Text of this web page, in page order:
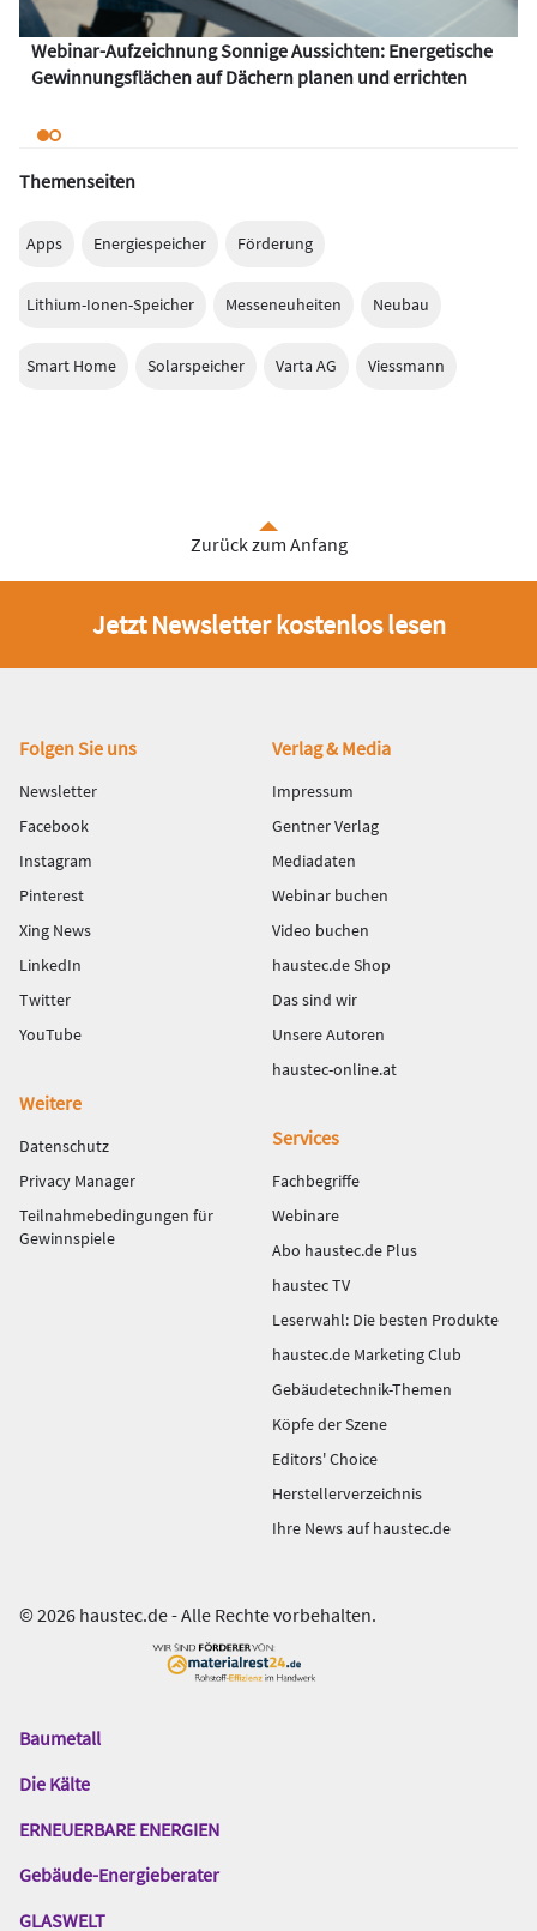
Webinar-Aufzeichnung Sonnige Aussichten: Energetische
Gewinnungsflächen auf Dächern planen und errichten
Themenseiten
Apps Energiespeicher Förderung
Lithium-Ionen-Speicher Messeneuheiten Neubau
Smart Home Solarspeicher Varta AG Viessmann
Zurück zum Anfang
Jetzt Newsletter kostenlos lesen
Fußbereich
Folgen Sie uns
Newsletter
Facebook
Instagram
Pinterest
Xing News
LinkedIn
Twitter
YouTube
Verlag & Media
Impressum
Gentner Verlag
Mediadaten
Webinar buchen
Video buchen
haustec.de Shop
Das sind wir
Unsere Autoren
haustec-online.at
Weitere
Datenschutz
Privacy Manager
Teilnahmebedingungen für
Gewinnspiele
Services
Fachbegriffe
Webinare
Abo haustec.de Plus
haustec TV
Leserwahl: Die besten Produkte
haustec.de Marketing Club
Gebäudetechnik-Themen
Köpfe der Szene
Editors' Choice
Herstellerverzeichnis
Ihre News auf haustec.de
© 2026 haustec.de - Alle Rechte vorbehalten.
Das
Gentner
Baumetall
Die Kälte
ERNEUERBARE ENERGIEN
Gebäude-Energieberater
GLASWELT